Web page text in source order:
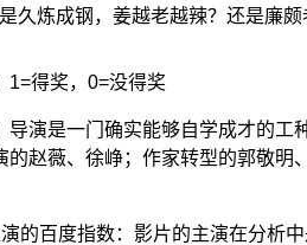
久炼成钢，姜越老越辣？还是廉
1=得奖，0=没得奖
导演是一门确实能够自学成才的
的赵薇、徐峥；作家转型的郭敬
的百度指数：影片的主演在分析